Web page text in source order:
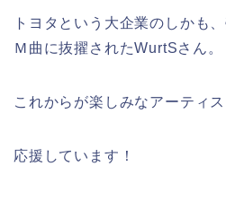
トヨタという大企業のしかも
Ｍ曲に抜擢されたWurtSさん。
これからが楽しみなアーティス
応援しています！